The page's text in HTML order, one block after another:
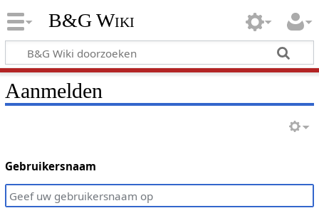
B&G Wiki
Aanmelden
Gebruikersnaam